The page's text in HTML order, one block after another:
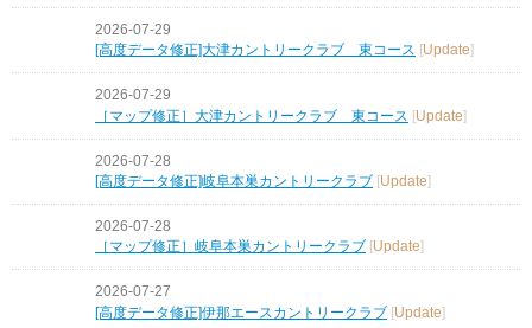
2026-07-29
[高度データ修正]大津カントリークラブ 東コース [Update]
2026-07-29
［マップ修正］大津カントリークラブ 東コース [Update]
2026-07-28
[高度データ修正]岐阜本巣カントリークラブ [Update]
2026-07-28
［マップ修正］岐阜本巣カントリークラブ
Update
2026-07-27
[高度データ修正]伊那エースカントリークラブ [Update]